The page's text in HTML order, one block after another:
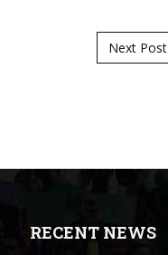
Next Post
RECENT NEWS